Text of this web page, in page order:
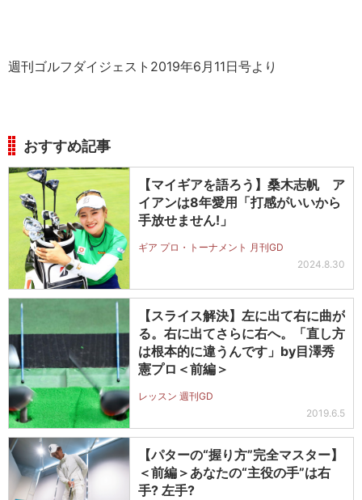
週刊ゴルフダイジェスト2019年6月11日号より
おすすめ記事
【マイギアを語ろう】桑木志帆 ア
イアンは8年愛用「打感がいいから
手放せません!」
ギア プロ・トーナメント 月刊GD
2024.8.30
【スライス解決】左に出て右に曲が
る。右に出てさらに右へ。「直し方
は根本的に違うんです」by目澤秀
憲プロ＜前編＞
レッスン 週刊GD
2019.6.5
【パターの“握り方”完全マスター】
＜前編＞あなたの“主役の手”は右
手? 左手?